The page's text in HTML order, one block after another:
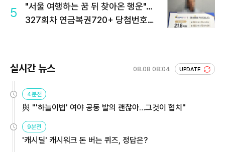
5
"서울 여행하는 꿈 뒤 찾아온 행운"…
327회차 연금복권720+ 당첨번호조
실시간 뉴스 08.08 08:04 UPDATE
4분전
與 "'하늘이법' 여야 공동 발의 괜찮아…그것이 협치"
9분전
'캐시딜' 캐시워크 돈 버는 퀴즈, 정답은?